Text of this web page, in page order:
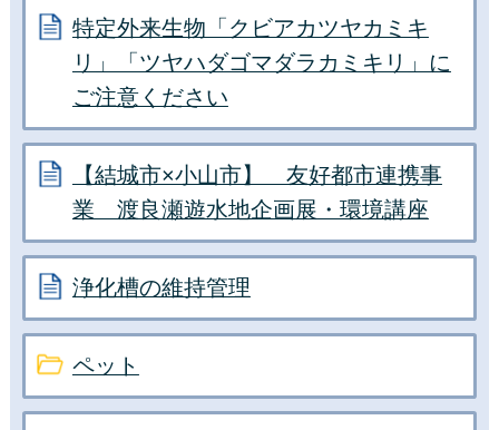
2021年9月9日
水害に備えたマイ・タイムラインを作り
ましょう！
特定外来生物「クビアカツヤカミキ
リ」「ツヤハダゴマダラカミキリ」に
ご注意ください
【結城市×小山市】 友好都市連携事
業 渡良瀬遊水地企画展・環境講座
浄化槽の維持管理
ペット